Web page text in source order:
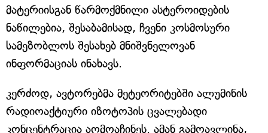
მატერიისგან წარმოქმნილი ასტეროიდების
ნაწილებია, შესაბამისად, ჩვენი კოსმოსური
სამეზობლოს შესახებ მნიშვნელოვან
ინფორმაციას ინახავს.
კერძოდ, ავტორებმა მეტეორიტებში ალუმინის
რადიოაქტიური იზოტოპის ცვალებადი
კონცენტრაცია აღმოაჩინეს. ამან გამოავლინა,